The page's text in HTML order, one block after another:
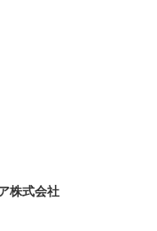
株式会社